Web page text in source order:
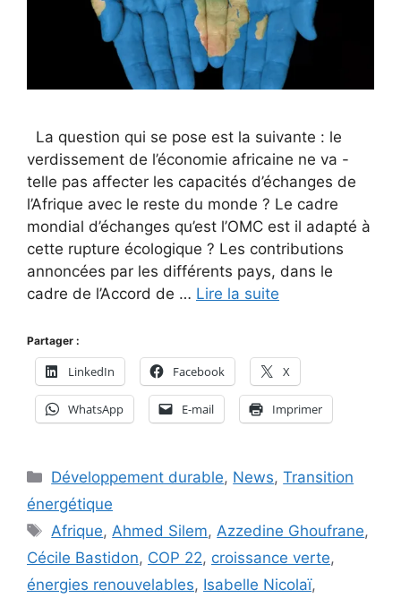
La question qui se pose est la suivante : le
verdissement de l’économie africaine ne va -
telle pas affecter les capacités d’échanges de
l’Afrique avec le reste du monde ? Le cadre
mondial d’échanges qu’est l’OMC est il adapté à
cette rupture écologique ? Les contributions
annoncées par les différents pays, dans le
cadre de l’Accord de … Lire la suite
Partager :
LinkedIn Facebook X
WhatsApp E-mail Imprimer
Catégories
Développement durable, News,Transition
énergétique
Étiquettes
Afrique, Ahmed Silem, Azzedine Ghoufrane,
Cécile Bastidon, COP 22, croissance verte,
énergies renouvelables, Isabelle Nicolaï,